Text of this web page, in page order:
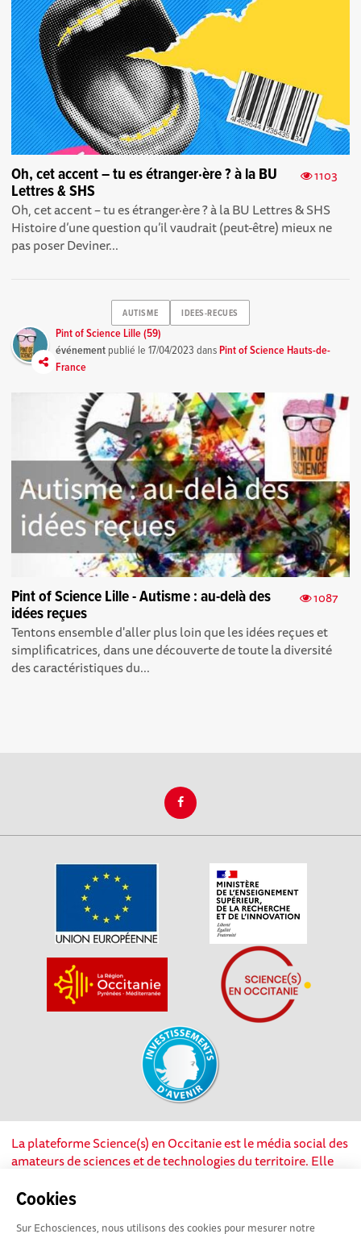
Cookies
Sur Echosciences, nous utilisons des cookies pour mesurer notre
1103
Oh, cet accent – tu es étranger·ère ? à la BU
Lettres & SHS
Oh, cet accent – tu es étranger·ère ? à la BU Lettres & SHS
Histoire d’une question qu’il vaudrait (peut-être) mieux ne
pas poser Deviner...
AUTISME IDEES-RECUES
Pint of Science Lille (59)
événement publié le17/04/2023 dansPint of Science Hauts-de-
France
1087
Pint of Science Lille - Autisme : au-delà des
idées reçues
Tentons ensemble d'aller plus loin que les idées reçues et
simplificatrices, dans une découverte de toute la diversité
des caractéristiques du...
La plateforme Science(s) en Occitanie est le média social des
amateurs de sciences et de technologies du territoire. Elle
soutien de nombreux acteurs locaux. Ce projet est cofinancé